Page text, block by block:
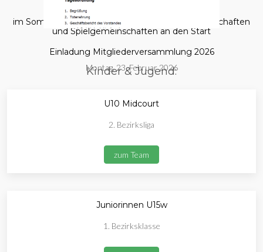
Einladung Mitgliederversammlung 2026
Montag, 23. Februar 2026
im Sommer 2025 gehen wir mit folgenden Mannschaften
und Spielgemeinschaften an den Start
Kinder & Jugend:
U10 Midcourt
2. Bezirksliga
zum Team
Juniorinnen U15w
1. Bezirksklasse